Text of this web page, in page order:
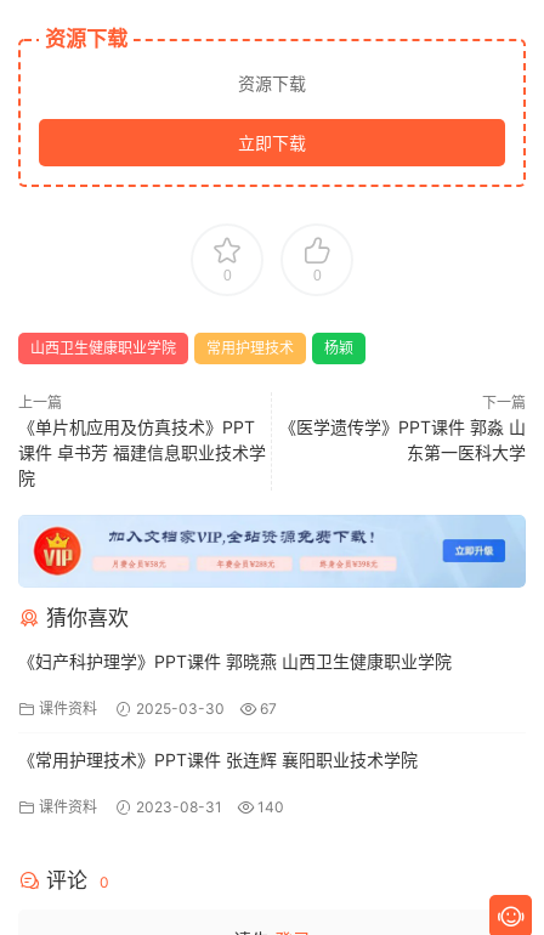
资源下载
资源下载
立即下载
0 0
山西卫生健康职业学院 常用护理技术 杨颖
上一篇
《单片机应用及仿真技术》PPT
课件 卓书芳 福建信息职业技术学
院
下一篇
《医学遗传学》PPT课件 郭淼 山
东第一医科大学
猜你喜欢
《妇产科护理学》PPT课件 郭晓燕 山西卫生健康职业学院
课件资料 2025-03-30 67
《常用护理技术》PPT课件 张连辉 襄阳职业技术学院
课件资料 2023-08-31 140
评论 0